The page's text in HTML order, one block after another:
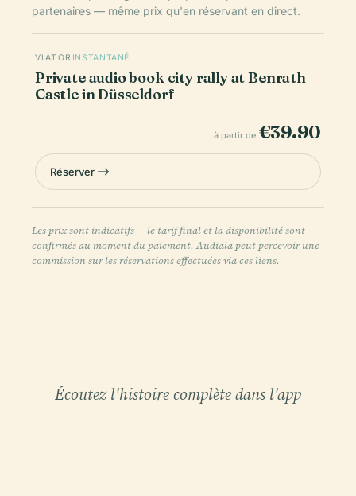
partenaires — même prix qu'en réservant en direct.
VIATOR INSTANTANÉ
Private audio book city rally at Benrath
Castle in Düsseldorf
à partir de €39.90
Réserver
Les prix sont indicatifs — le tarif final et la disponibilité sont
confirmés au moment du paiement. Audiala peut percevoir une
commission sur les réservations effectuées via ces liens.
Écoutez l'histoire complète dans l'app